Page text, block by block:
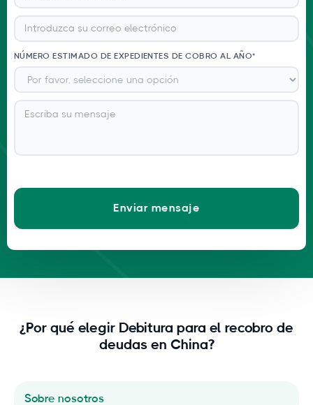
NÚMERO ESTIMADO DE EXPEDIENTES DE COBRO AL AÑO*
¿Por qué elegir Debitura para el recobro de
deudas en China?
Sobre nosotros